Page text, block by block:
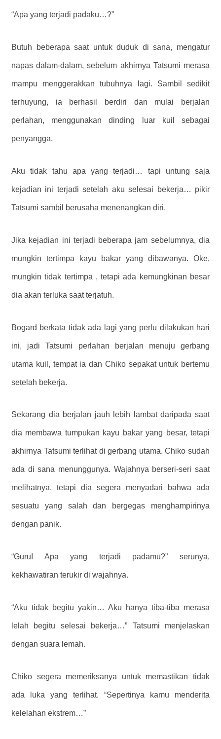
“Apa yang terjadi padaku…?”
Butuh beberapa saat untuk duduk di sana, mengatur
napas dalam-dalam, sebelum akhirnya Tatsumi merasa
mampu menggerakkan tubuhnya lagi. Sambil sedikit
terhuyung, ia berhasil berdiri dan mulai berjalan
perlahan, menggunakan dinding luar kuil sebagai
penyangga.
Aku tidak tahu apa yang terjadi… tapi untung saja
kejadian ini terjadisetelah aku selesai bekerja… pikir
Tatsumi sambil berusaha menenangkan diri.
Jika kejadian ini terjadi beberapa jam sebelumnya, dia
mungkin tertimpa kayu bakar yang dibawanya. Oke,
mungkin tidak tertimpa , tetapi ada kemungkinan besar
dia akan terluka saat terjatuh.
Bogard berkata tidak ada lagi yang perlu dilakukan hari
ini, jadi Tatsumi perlahan berjalan menuju gerbang
utama kuil, tempat ia dan Chiko sepakat untuk bertemu
setelah bekerja.
Sekarang dia berjalan jauh lebih lambat daripada saat
dia membawa tumpukan kayu bakar yang besar, tetapi
akhirnya Tatsumi terlihat di gerbang utama. Chiko sudah
ada di sana menunggunya. Wajahnya berseri-seri saat
melihatnya, tetapi dia segera menyadari bahwa ada
sesuatu yang salah dan bergegas menghampirinya
dengan panik.
“Guru! Apa yang terjadi padamu?” serunya,
kekhawatiran terukir di wajahnya.
“Aku tidak begitu yakin… Aku hanya tiba-tiba merasa
lelah begitu selesai bekerja…” Tatsumi menjelaskan
dengan suara lemah.
Chiko segera memeriksanya untuk memastikan tidak
ada luka yang terlihat. “Sepertinya kamu menderita
kelelahan ekstrem…”